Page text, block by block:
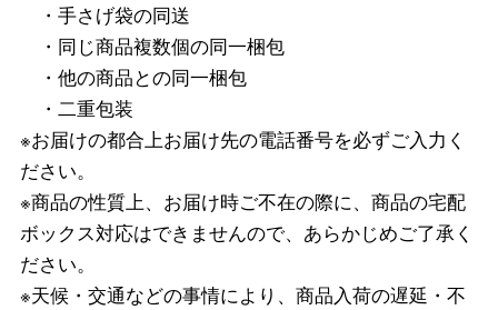
・手さげ袋の同送
・同じ商品複数個の同一梱包
・他の商品との同一梱包
・二重包装
※お届けの都合上お届け先の電話番号を必ずご入力く
ださい。
※商品の性質上、お届け時ご不在の際に、商品の宅配
ボックス対応はできませんので、あらかじめご了承く
ださい。
※天候・交通などの事情により、商品入荷の遅延・不